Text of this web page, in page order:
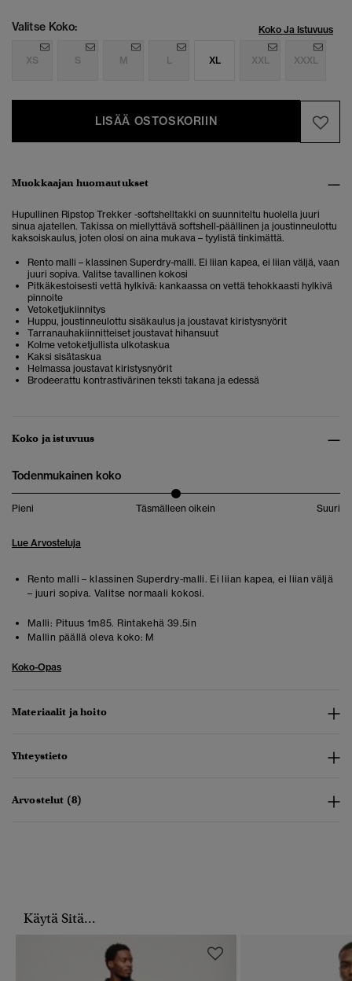
Valitse Koko: Koko Ja Istuvuus
XS S M L XL XXL XXXL
LISÄÄ OSTOSKORIIN
Muokkaajan huomautukset
Hupullinen Ripstop Trekker -softshelltakki on suunniteltu huolella juuri
sinua ajatellen. Takissa on miellyttävä softshell-päällinen ja joustinneulottu
kaksoiskaulus, joten olosi on aina mukava – tyylistä tinkimättä.
Rento malli – klassinen Superdry-malli. Ei liian kapea, ei liian väljä, vaan
juuri sopiva. Valitse tavallinen kokosi
Pitkäkestoisesti vettä hylkivä: kankaassa on vettä tehokkaasti hylkivä
pinnoite
Vetoketjukiinnitys
Huppu, joustinneulottu sisäkaulus ja joustavat kiristysnyörit
Tarranauhakiinnitteiset joustavat hihansuut
Kolme vetoketjullista ulkotaskua
Kaksi sisätaskua
Helmassa joustavat kiristysnyörit
Brodeerattu kontrastivärinen teksti takana ja edessä
Koko ja istuvuus
Todenmukainen koko
Pieni Täsmälleen oikein Suuri
Lue Arvosteluja
Rento malli – klassinen Superdry-malli. Ei liian kapea, ei liian väljä
– juuri sopiva. Valitse normaali kokosi.
Malli: Pituus 1m85. Rintakehä 39.5in
Mallin päällä oleva koko: M
Koko-Opas
Materiaalit ja hoito
Yhteystieto
Arvostelut (8)
Käytä Sitä...